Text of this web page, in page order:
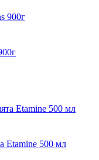
Etamine 500 мл